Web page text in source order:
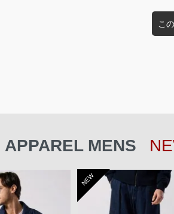
こ
APPAREL MENS
NEW